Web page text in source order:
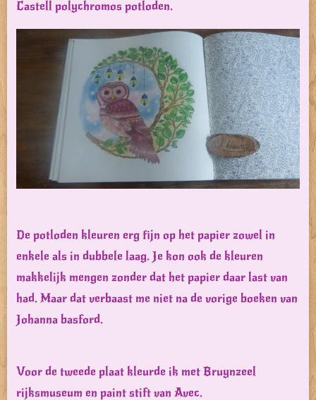
Castell polychromos potloden.
De potloden kleuren erg fijn op het papier zowel in
enkele als in dubbele laag. Je kon ook de kleuren
makkelijk mengen zonder dat het papier daar last van
had. Maar dat verbaast me niet na de vorige boeken van
Johanna basford.
Voor de tweede plaat kleurde ik met Bruynzeel
rijksmuseum en paint stift van Avec.